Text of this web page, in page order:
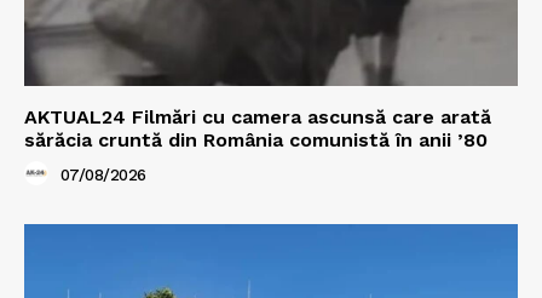
AKTUAL24 Filmări cu camera ascunsă care arată
sărăcia cruntă din România comunistă în anii ’80
07/08/2026